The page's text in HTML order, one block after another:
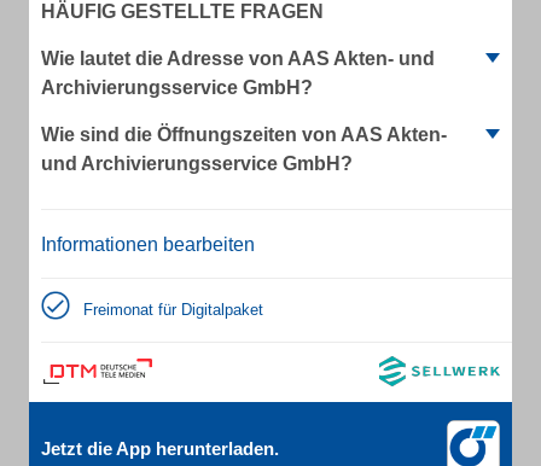
HÄUFIG GESTELLTE FRAGEN
Wie lautet die Adresse von AAS Akten- und
Archivierungsservice GmbH?
Wie sind die Öffnungszeiten von AAS Akten-
und Archivierungsservice GmbH?
Informationen bearbeiten
Freimonat für Digitalpaket
Jetzt die App herunterladen.